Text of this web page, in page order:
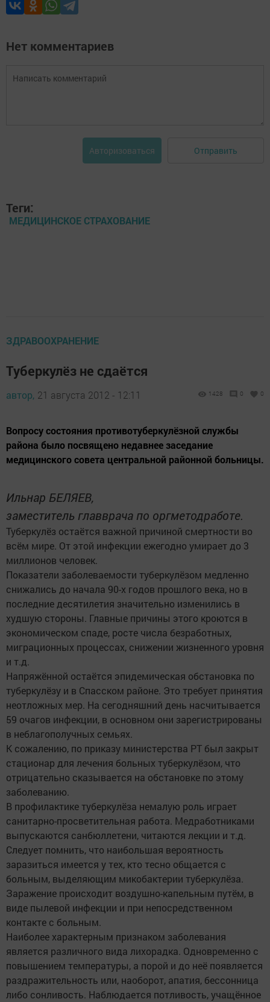
Нет комментариев
Авторизоваться Отправить
Теги:
МЕДИЦИНСКОЕ СТРАХОВАНИЕ
ЗДРАВООХРАНЕНИЕ
Туберкулёз не сдаётся
автор, 21 августа 2012 - 12:11 1428 0 0
Вопросу состояния противотуберкулёзной службы
района было посвящено недавнее заседание
медицинского совета центральной районной больницы.
Ильнар БЕЛЯЕВ,
заместитель главврача по оргметодработе.
Туберкулёз остаётся важной причиной смертности во
всём мире. От этой инфекции ежегодно умирает до 3
миллионов человек.
Показатели заболеваемости туберкулёзом медленно
снижались до начала 90-х годов прошлого века, но в
последние десятилетия значительно изменились в
худшую стороны. Главные причины этого кроются в
экономическом спаде, росте числа безработных,
миграционных процессах, снижении жизненного уровня
и т.д.
Напряжённой остаётся эпидемическая обстановка по
туберкулёзу и в Спасском районе. Это требует принятия
неотложных мер. На сегодняшний день насчитывается
59 очагов инфекции, в основном они зарегистрированы
в неблагополучных семьях.
К сожалению, по приказу министерства РТ был закрыт
стационар для лечения больных туберкулёзом, что
отрицательно сказывается на обстановке по этому
заболеванию.
В профилактике туберкулёза немалую роль играет
санитарно-просветительная работа. Медработниками
выпускаются санбюллетени, читаются лекции и т.д.
Следует помнить, что наибольшая вероятность
заразиться имеется у тех, кто тесно общается с
больным, выделяющим микобактерии туберкулёза.
Заражение происходит воздушно-капельным путём, в
виде пылевой инфекции и при непосредственном
контакте с больным.
Наиболее характерным признаком заболевания
является различного вида лихорадка. Одновременно с
повышением температуры, а порой и до неё появляется
раздражительность или, наоборот, апатия, бессонница
либо сонливость. Наблюдается потливость, учащённое